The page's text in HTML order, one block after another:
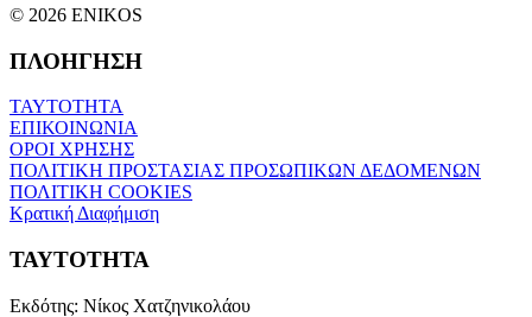
© 2026 ENIKOS
ΠΛΟΗΓΗΣΗ
ΤΑΥΤΟΤΗΤΑ
ΕΠΙΚΟΙΝΩΝΙΑ
ΟΡΟΙ ΧΡΗΣΗΣ
ΠΟΛΙΤΙΚΗ ΠΡΟΣΤΑΣΙΑΣ ΠΡΟΣΩΠΙΚΩΝ ΔΕΔΟΜΕΝΩΝ
ΠΟΛΙΤΙΚΗ COOKIES
Κρατική Διαφήμιση
ΤΑΥΤΟΤΗΤΑ
Εκδότης: Νίκος Χατζηνικολάου